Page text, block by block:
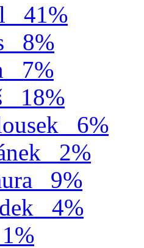
41%
8%
7%
18%
6%
2%
9%
4%
1%